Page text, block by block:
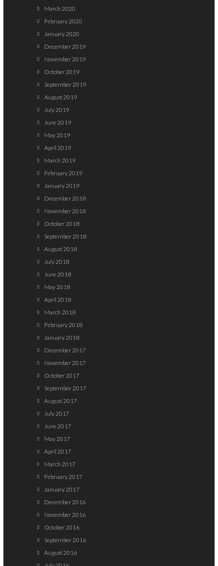
March 2020
February 2020
January 2020
December 2019
November 2019
October 2019
September 2019
August 2019
July 2019
June 2019
May 2019
April 2019
March 2019
February 2019
January 2019
December 2018
November 2018
October 2018
September 2018
August 2018
July 2018
June 2018
May 2018
April 2018
March 2018
February 2018
January 2018
December 2017
November 2017
October 2017
September 2017
August 2017
July 2017
June 2017
May 2017
April 2017
March 2017
February 2017
January 2017
December 2016
November 2016
October 2016
September 2016
August 2016